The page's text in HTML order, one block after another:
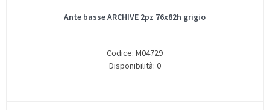
Ante basse ARCHIVE 2pz 76x82h grigio
Codice: M04729
Disponibilità: 0